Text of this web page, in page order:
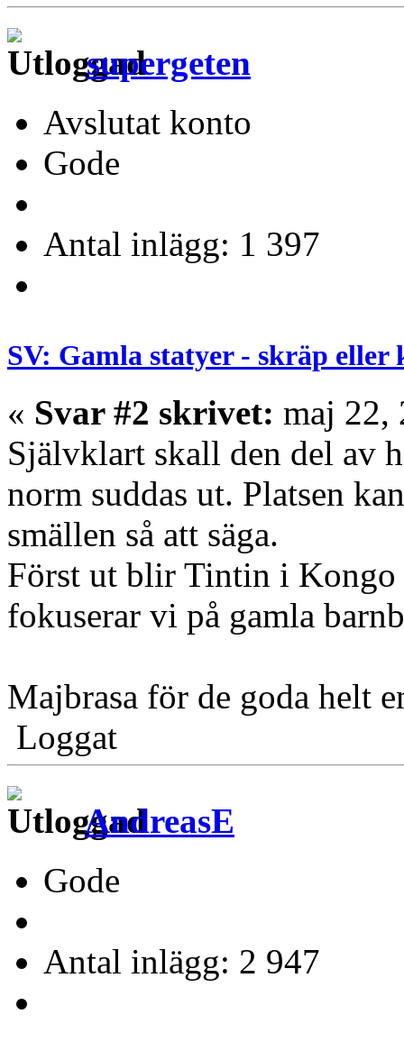
supergeten
Avslutat konto
Gode
Antal inlägg: 1 397
SV: Gamla statyer - skräp
« Svar #2 skrivet: maj 22,
Självklart skall den del av
norm suddas ut. Platsen
smällen så att säga.
Först ut blir Tintin i Kongo
fokuserar vi på gamla
Majbrasa för de goda helt
Loggat
AndreasE
Gode
Antal inlägg: 2 947